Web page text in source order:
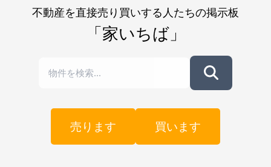
不動産を直接売り買いする人たちの掲示板
「家いちば」
売ります 買います